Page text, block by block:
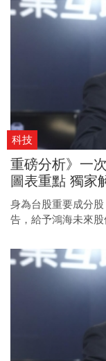
科技
重磅分析》一
圖表重點 獨家
續漲？
身為台股重要成分
告，給予鴻海未來
出重點。